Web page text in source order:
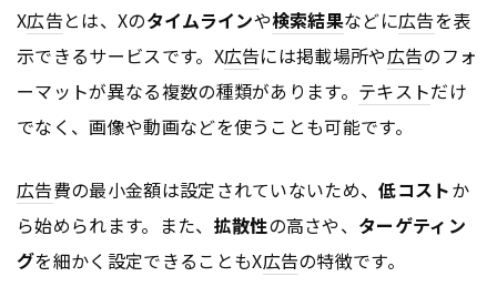
X広告とは、Xのタイムラインや検索結果などに広告を表
示できるサービスです。X広告には掲載場所や広告のフォ
ーマットが異なる複数の種類があります。 テキストだけ
でなく、画像や動画などを使うことも可能です。
広告費の最小金額は設定されていないため、低コストか
ら始められます。また、 拡散性の高さや、 ターゲティン
グを細かく設定できることもX広告の特徴です。